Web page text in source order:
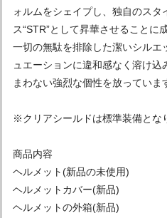
ォルムをシェイプし、独自のスタ
ス“STR”として昇華させることに
一切の無駄を排除した潔いシルエ
ュエーションに違和感なく溶け
まわない強烈な個性を放っていま
※クリアシールドは標準装備とな
商品内容
ヘルメット(新品の未使用)
ヘルメットカバー(新品)
ヘルメットの外箱(新品)